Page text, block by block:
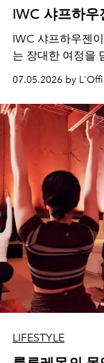
IWC 샤프하우
IWC 샤프하우젠
는 장대한 여정을
07.05.2026 by
LIFESTYLE